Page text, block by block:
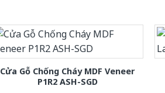
Cửa Gỗ Chống Cháy MDF Veneer
P1R2 ASH-SGD